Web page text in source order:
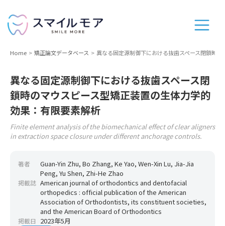
Home 矯正論文データベース 異なる固定源制御下における抜歯スペース閉鎖時
異なる固定源制御下における抜歯スペース閉
鎖時のマウスピース型矯正装置の生体力学的
効果：有限要素解析
Finite element analysis of the biomechanical effect of clear aligners
in extraction space closure under different anchorage controls.
著者
Guan-Yin Zhu, Bo Zhang, Ke Yao, Wen-Xin Lu, Jia-Jia
Peng, Yu Shen, Zhi-He Zhao
掲載誌 American journal of orthodontics and dentofacial
orthopedics : official publication of the American
Association of Orthodontists, its constituent societies,
and the American Board of Orthodontics
掲載日 2023年5月